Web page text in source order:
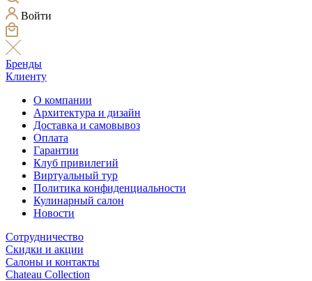
Войти
Бренды
Клиенту
О компании
Архитектура и дизайн
Доставка и самовывоз
Оплата
Гарантии
Клуб привилегий
Виртуальный тур
Политика конфиденциальности
Кулинарный салон
Новости
Сотрудничество
Скидки и акции
Салоны и контакты
Chateau Collection